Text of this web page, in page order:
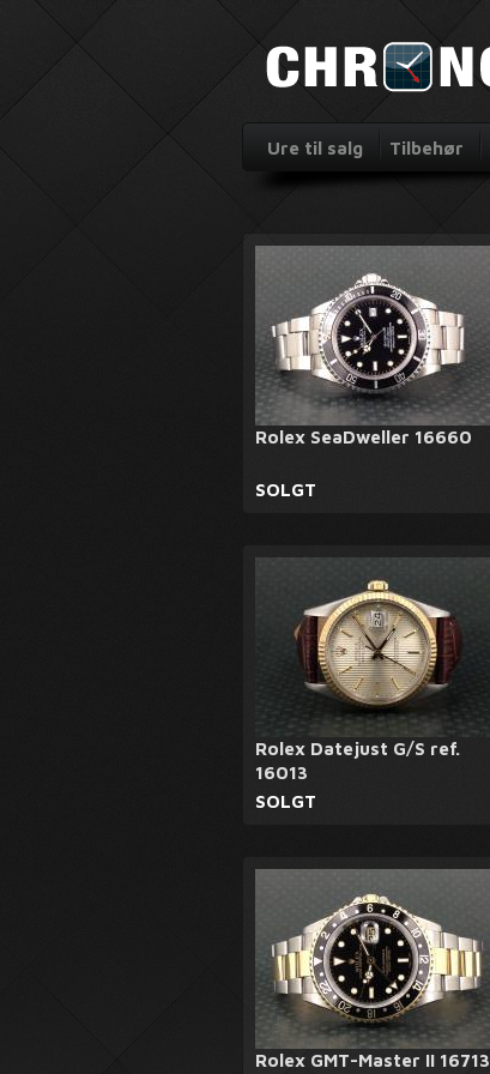
Ure til salg Tilbehør
Rolex SeaDweller 16660
SOLGT
Rolex Datejust G/S ref.
16013
SOLGT
Rolex GMT-Master II 16713